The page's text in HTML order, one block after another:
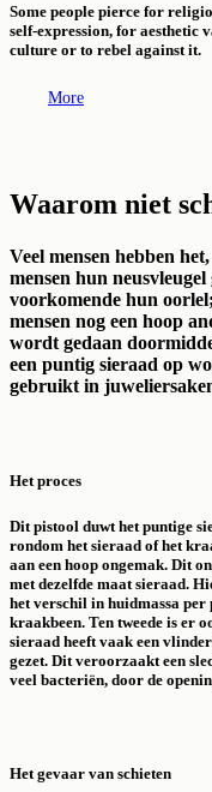
Some people pierce for
self-expression, for aesthetic
culture or to rebel against it.
More
Waarom niet
Veel mensen hebben
mensen hun
voorkomende hun
mensen nog een hoop
wordt gedaan
een puntig sieraad op
gebruikt in
Het proces
Dit pistool duwt het puntige
rondom het sieraad of het
aan een hoop ongemak. Dit
met dezelfde maat sieraad.
het verschil in huidmassa
kraakbeen. Ten tweede is er
sieraad heeft vaak een
gezet. Dit veroorzaakt een
veel bacteriën, door de
Het gevaar van schieten